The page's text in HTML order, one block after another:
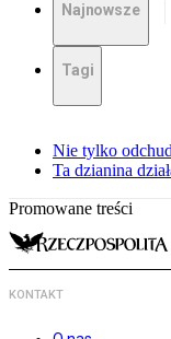
Najnowsze
Tagi
Nie tylko
Ta dzianina
Promowane treści
KONTAKT